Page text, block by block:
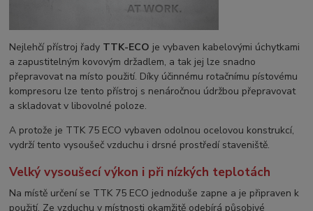
Nejlehčí přístroj řady TTK-ECO je vybaven kabelovými úchytkami
a zapustitelným kovovým držadlem, a tak jej lze snadno
přepravovat na místo použití. Díky účinnému rotačnímu pístovému
kompresoru lze tento přístroj s nenáročnou údržbou přepravovat
a skladovat v libovolné poloze.
A protože je TTK 75 ECO vybaven odolnou ocelovou konstrukcí,
vydrží tento vysoušeč vzduchu i drsné prostředí staveniště.
Velký vysoušecí výkon i při nízkých teplotách
Na místě určení se TTK 75 ECO jednoduše zapne a je připraven k
použití. Ze vzduchu v místnosti okamžitě odebírá působivé